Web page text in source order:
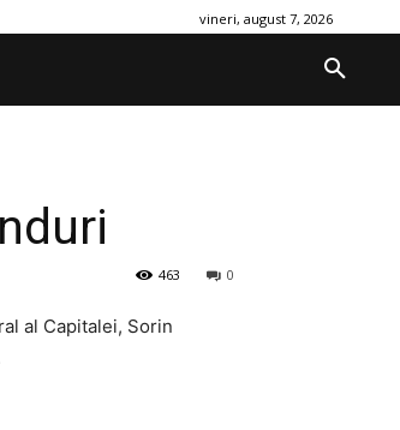
vineri, august 7, 2026
0
463
al Capitalei, Sorin